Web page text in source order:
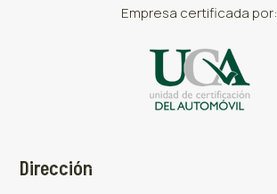
Empresa certificada por:
Dirección